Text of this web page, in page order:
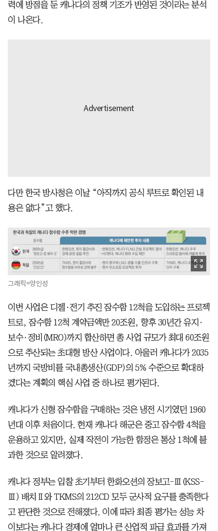
력에 방점을 둔 캐나다의 정책 기조가 반영된 것이라는 분석
이 나온다.
다만 한국 방사청은 이날 “아직까지 공식 루트로 확인된 내
용은 없다”고 했다.
그래픽=양인성
이번 사업은 디젤·전기 추진 잠수함 12척을 도입하는 프로젝
트로, 잠수함 12척 계약금액만 20조원, 향후 30년간 유지·
보수·정비(MRO)까지 합산하면 총 사업 규모가 최대 60조원
으로 추산되는 초대형 방산 사업이다. 아울러 캐나다가 2035
년까지 국방비를 국내총생산(GDP)의 5% 수준으로 확대하
겠다는 계획의 핵심 사업 중 하나로 평가된다.
캐나다가 신형 잠수함을 구매하는 것은 냉전 시기였던 1960
년대 이후 처음이다. 현재 캐나다 해군은 중고 잠수함 4척을
운용하고 있지만, 실제 작전이 가능한 함정은 통상 1척에 불
과한 것으로 알려졌다.
캐나다 정부는 입찰 초기부터 한화오션의 장보고-Ⅲ(KSS-
Ⅲ) 배치Ⅱ와 TKMS의 212CD 모두 군사적 요구를 충족한다
고 판단한 것으로 전해졌다. 이에 따라 최종 평가는 성능 차
이보다는 캐나다 경제에 얼마나 큰 산업적 파급 효과를 가져